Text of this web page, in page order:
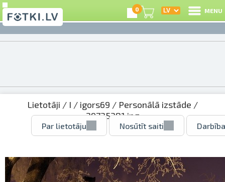
0 MENU
Lietotāji / I / igors69 / Personālā izstāde /
29735381.jpg
Par lietotāju Nosūtīt saiti